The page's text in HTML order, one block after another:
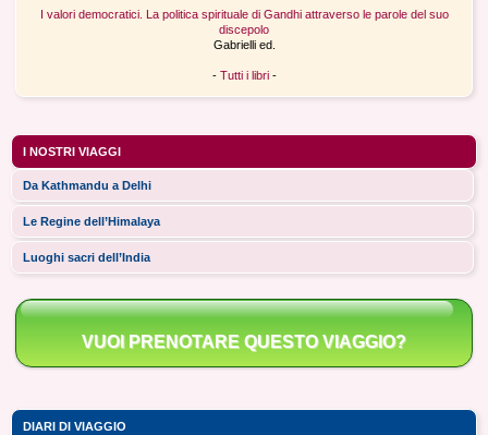
I valori democratici. La politica spirituale di Gandhi attraverso le parole del suo
discepolo
Gabrielli ed.
- Tutti i libri-
I NOSTRI VIAGGI
Da Kathmandu a Delhi
Le Regine dell’Himalaya
Luoghi sacri dell’India
VUOI PRENOTARE QUESTO VIAGGIO?
DIARI DI VIAGGIO